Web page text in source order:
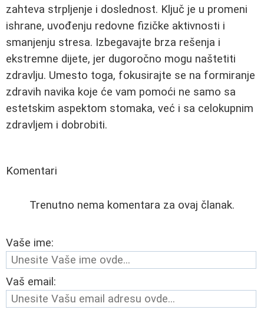
zahteva strpljenje i doslednost. Ključ je u promeni
ishrane, uvođenju redovne fizičke aktivnosti i
smanjenju stresa. Izbegavajte brza rešenja i
ekstremne dijete, jer dugoročno mogu naštetiti
zdravlju. Umesto toga, fokusirajte se na formiranje
zdravih navika koje će vam pomoći ne samo sa
estetskim aspektom stomaka, već i sa celokupnim
zdravljem i dobrobiti.
Komentari
Trenutno nema komentara za ovaj članak.
Vaše ime:
Vaš email: